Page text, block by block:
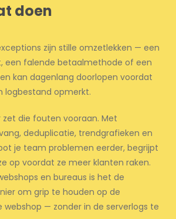
doen
zijn stille omzetlekken — een
een falende betaalmethode of een
kan dagenlang doorlopen voordat
logbestand opmerkt.
zet die fouten vooraan. Met
deduplicatie, trendgrafieken en
je team problemen eerder, begrijpt
op voordat ze meer klanten raken.
en bureaus is het de
om grip te houden op de
webshop — zonder in de serverlogs te